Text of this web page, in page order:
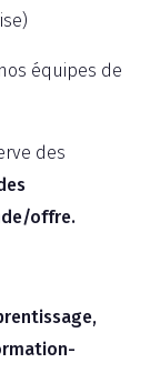
équipes de
des
offre.